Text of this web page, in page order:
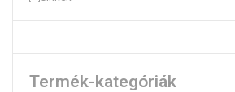
Termék-kategóriák